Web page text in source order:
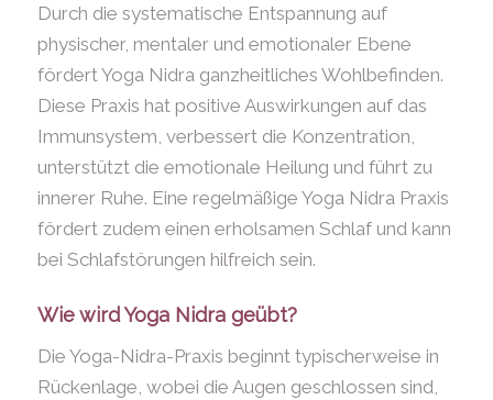
Durch die systematische Entspannung auf
physischer, mentaler und emotionaler Ebene
fördert Yoga Nidra ganzheitliches Wohlbefinden.
Diese Praxis hat positive Auswirkungen auf das
Immunsystem, verbessert die Konzentration,
unterstützt die emotionale Heilung und führt zu
innerer Ruhe. Eine regelmäßige Yoga Nidra Praxis
fördert zudem einen erholsamen Schlaf und kann
bei Schlafstörungen hilfreich sein.
Wie wird Yoga Nidra geübt?
Die Yoga-Nidra-Praxis beginnt typischerweise in
Rückenlage, wobei die Augen geschlossen sind,